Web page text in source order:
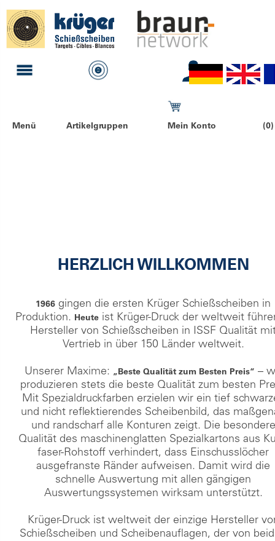
Menü Artikelgruppen Mein Konto
HERZLICH WILLKOMMEN
1966 gingen die ersten Krüger Schießscheiben in
Produktion. Heute ist Krüger-Druck der weltweit
Hersteller von Schießscheiben in ISSF Qualität
Vertrieb in über 150 Länder weltweit.
Unserer Maxime: „Beste Qualität zum Besten Preis“ –
produzieren stets die beste Qualität zum besten
Mit Spezialdruckfarben erzielen wir ein tief
und nicht reflektierendes Scheibenbild, das
und randscharf alle Konturen zeigt. Die besondere
Qualität des maschinenglatten Spezialkartons aus
faser-Rohstoff verhindert, dass Einschusslöcher
ausgefranste Ränder aufweisen. Damit wird die
schnelle Auswertung mit allen gängigen
Auswertungssystemen wirksam unterstützt.
Krüger-Druck ist weltweit der einzige Hersteller
Schießscheiben und Scheibenauflagen, der von